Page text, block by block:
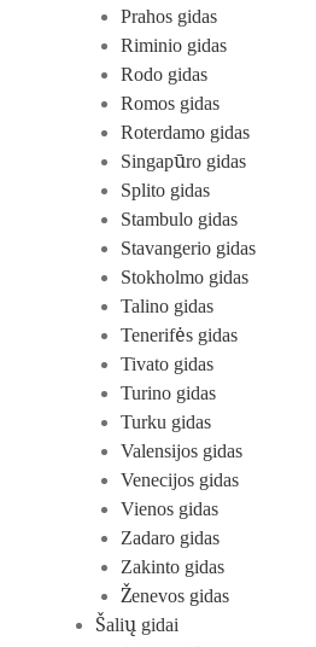
Prahos gidas
Riminio gidas
Rodo gidas
Romos gidas
Roterdamo gidas
Singapūro gidas
Splito gidas
Stambulo gidas
Stavangerio gidas
Stokholmo gidas
Talino gidas
Tenerifės gidas
Tivato gidas
Turino gidas
Turku gidas
Valensijos gidas
Venecijos gidas
Vienos gidas
Zadaro gidas
Zakinto gidas
Ženevos gidas
Šalių gidai